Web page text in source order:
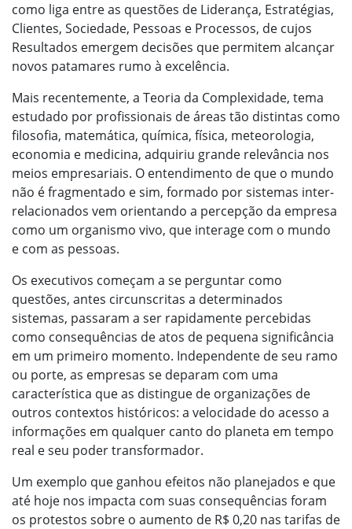
como liga entre as questões de Liderança, Estratégias,
Clientes, Sociedade, Pessoas e Processos, de cujos
Resultados emergem decisões que permitem alcançar
novos patamares rumo à excelência.
Mais recentemente, a Teoria da Complexidade, tema
estudado por profissionais de áreas tão distintas como
filosofia, matemática, química, física, meteorologia,
economia e medicina, adquiriu grande relevância nos
meios empresariais. O entendimento de que o mundo
não é fragmentado e sim, formado por sistemas inter-
relacionados vem orientando a percepção da empresa
como um organismo vivo, que interage com o mundo
e com as pessoas.
Os executivos começam a se perguntar como
questões, antes circunscritas a determinados
sistemas, passaram a ser rapidamente percebidas
como consequências de atos de pequena significância
em um primeiro momento. Independente de seu ramo
ou porte, as empresas se deparam com uma
característica que as distingue de organizações de
outros contextos históricos: a velocidade do acesso a
informações em qualquer canto do planeta em tempo
real e seu poder transformador.
Um exemplo que ganhou efeitos não planejados e que
até hoje nos impacta com suas consequências foram
os protestos sobre o aumento de R$ 0,20 nas tarifas de